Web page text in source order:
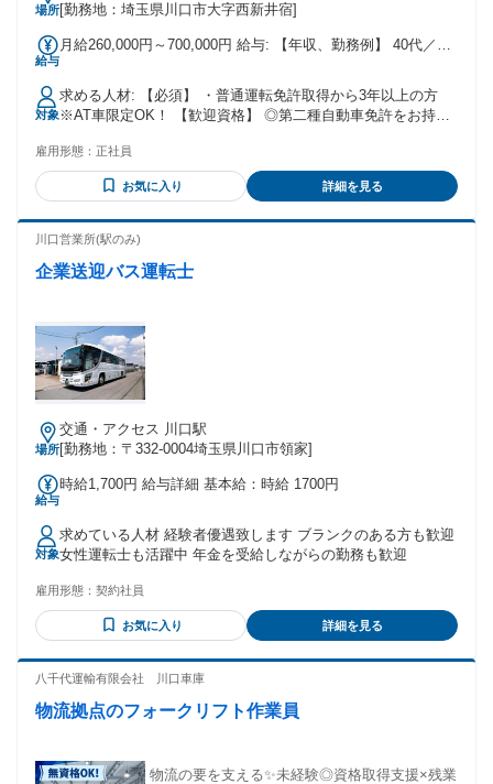
場所ク等での通勤歓迎！
[勤務地：埼玉県川口市大字西新井宿]
給与
月給260,000円～700,000円 給与: 【年収、勤務例】 40代／入
1年目 18:00～翌03:00勤務 【年収】600万円程度 60代／入社
9年目 09:00～翌02:00勤務 【年収】550万円程度
対象
求める人材: 【必須】 ・普通運転免許取得から3年以上の方
※AT車限定OK！ 【歓迎資格】 ◎第二種自動車免許をお持ち
制されたくない方 ・プライベートも充実されたい方 ・運転が
好きな方 ・安定した所得を求めている方 ・シフトに融通が利
く職場を希望する方 ・ライフスタイル優先思考の方
雇用形態： 正社員
お気に入り 詳細を見る
川口営業所(駅のみ)
企業送迎バス運転士
場所
交通・アクセス 川口駅
[勤務地：〒332-0004埼玉県川口市領家]
給与
時給1,700円 給与詳細 基本給：時給 1700円
対象
求めている人材 経験者優遇致します ブランクのある方も歓迎
女性運転士も活躍中 年金を受給しながらの勤務も歓迎
雇用形態： 契約社員
お気に入り 詳細を見る
八千代運輸有限会社 川口車庫
物流拠点のフォークリフト作業員
物流の要を支える✨未経験◎資格取得支援×残業